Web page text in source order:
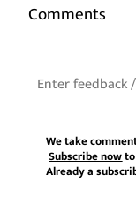
Comments
We take
Subscribe now
Already a